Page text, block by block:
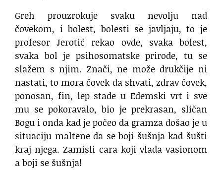
Greh prouzrokuje svaku nevolju nad
čovekom, i bolest, bolesti se javljaju, to je
profesor Jerotić rekao ovde, svaka bolest,
svaka bol je psihosomatske prirode, tu se
slažem s njim. Znači, ne može drukčije ni
nastati, to mora čovek da shvati, zdrav čovek,
ponosan, fin, lep stade u Edemski vrt i sve
mu se pokoravalo, bio je prekrasan, sličan
Bogu i onda kad je počeo da gramza došao je u
situaciju maltene da se boji šušnja kad šušti
kraj njega. Zamisli cara koji vlada vasionom
a boji se šušnja!